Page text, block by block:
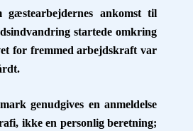
ankomst til
startede omkring
for fremmed arbejdskraft var
genudgives en anmeldelse
ikke en personlig beretning;